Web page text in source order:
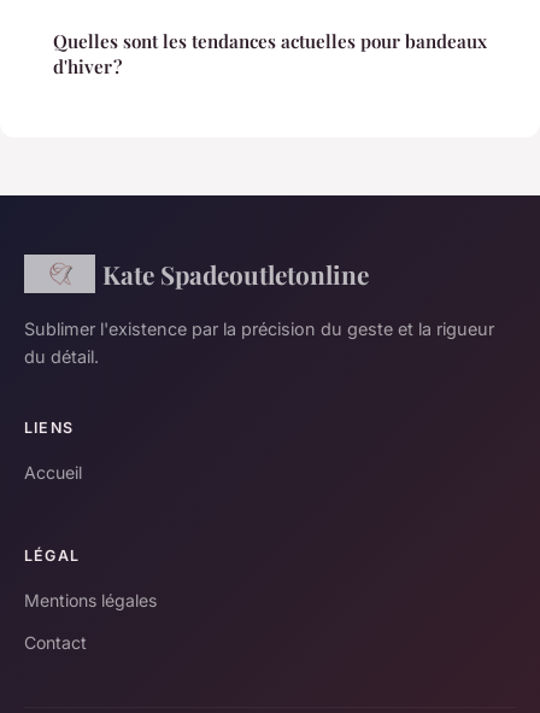
Quelles sont les tendances actuelles pour bandeaux
d'hiver ?
Kate Spadeoutletonline
Sublimer l'existence par la précision du geste et la rigueur
du détail.
LIENS
Accueil
LÉGAL
Mentions légales
Contact